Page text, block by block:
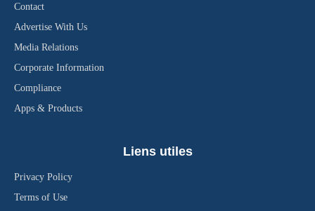
Contact
Advertise With Us
Media Relations
Corporate Information
Compliance
Apps & Products
Liens utiles
Privacy Policy
Terms of Use